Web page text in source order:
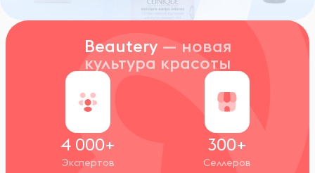
Beautery — новая
культура красоты
4 000+
Экспертов
300+
Селлеров